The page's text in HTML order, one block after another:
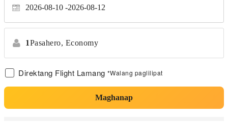
2026-08-10 2026-08-12
1Pasahero, Economy
Direktang Flight Lamang *Walang paglilipat
Maghanap